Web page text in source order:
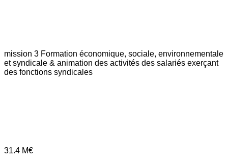
mission 3 Formation économique, sociale, environnementale
et syndicale & animation des activités des salariés exerçant
des fonctions syndicales
31.4 M€